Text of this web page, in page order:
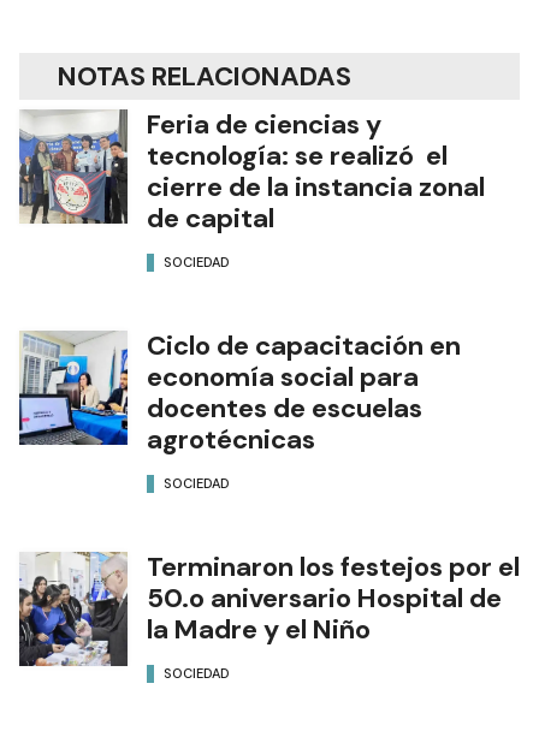
NOTAS RELACIONADAS
Feria de ciencias y
tecnología: se realizó el
cierre de la instancia zonal
de capital
SOCIEDAD
Ciclo de capacitación en
economía social para
docentes de escuelas
agrotécnicas
SOCIEDAD
Terminaron los festejos por el
50.o aniversario Hospital de
la Madre y el Niño
SOCIEDAD